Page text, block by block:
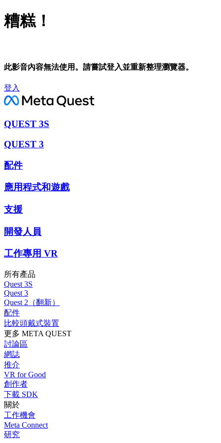
糟糕！
此影音內容無法使用。請嘗試登入並重新整理瀏覽器。
登入
QUEST 3S
QUEST 3
配件
應用程式和遊戲
支援
開發人員
工作專用 VR
所有產品
Quest 3S
Quest 3
Quest 2（翻新）
配件
比較頭戴式裝置
更多 META QUEST
討論區
網誌
推介
VR for Good
創作者
下載 SDK
關於
工作機會
Meta Connect
研究